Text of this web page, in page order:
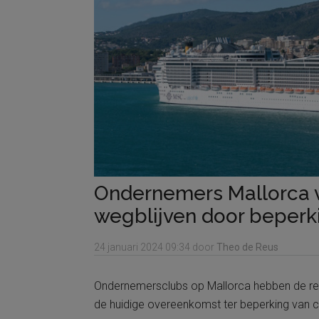
Ondernemers Mallorca
wegblijven door
24 januari 2024 09:34 door Theo de Reus
Ondernemersclubs op Mallorca hebben de
de huidige overeenkomst ter beperking van